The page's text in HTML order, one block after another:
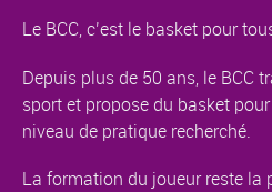
Le BCC, c’est le basket pour
Depuis plus de 50 ans, le BCC
sport et propose du basket
niveau de pratique recherché.
La formation du joueur reste la